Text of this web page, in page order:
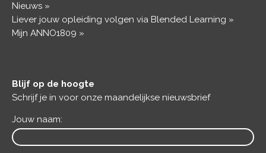
Nieuws
Liever jouw opleiding volgen via Blended Learning
Mijn ANNO1809
Blijf op de hoogte
Schrijf je in voor onze maandelijkse nieuwsbrief
Jouw naam: